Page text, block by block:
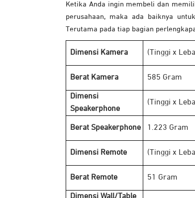
Ketika Anda ingin membeli dan
perusahaan, maka ada baiknya
Terutama pada tiap bagian
Dimensi Kamera (Tinggi x
Berat Kamera 585 Gram
Dimensi
Speakerphone
(Tinggi x
Berat Speakerphone 1.223 Gram
Dimensi Remote (Tinggi x
Berat Remote 51 Gram